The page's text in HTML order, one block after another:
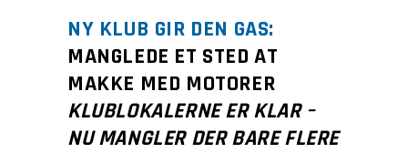
NY KLUB GIR DEN GAS:
MANGLEDE ET STED AT
MAKKE MED MOTORER
KLUBLOKALERNE ER KLAR –
NU MANGLER DER BARE FLERE